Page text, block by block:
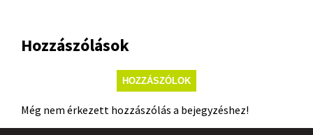
Hozzászólások
HOZZÁSZÓLOK
Még nem érkezett hozzászólás a bejegyzéshez!